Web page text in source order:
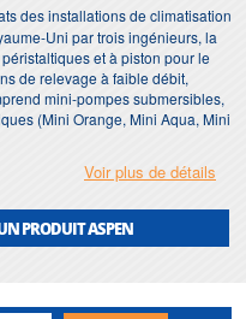
des installations de climatisation
Uni par trois ingénieurs, la
et à piston pour le
de relevage à faible débit,
mini-pompes submersibles,
(Mini Orange, Mini Aqua, Mini
vend et distribueAspenen
la puissance frigorifique, la
plafond ou gaine technique,
Voir plus de détails
PRODUIT ASPEN